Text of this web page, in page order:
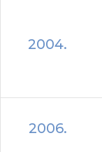
2004.
2006.